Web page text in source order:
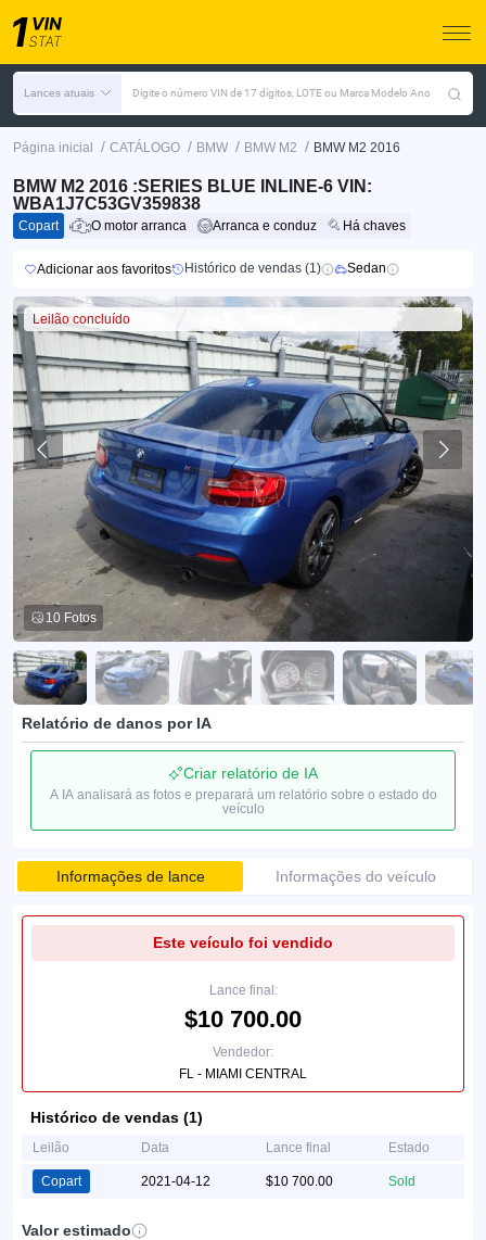
Lances atuais Digite o número VIN de 17 dígitos, LOTE ou Marca Modelo Ano
Página inicial / CATÁLOGO / BMW / BMW M2 / BMW M2 2016
BMW M2 2016 :SERIES BLUE INLINE-6 VIN:
WBA1J7C53GV359838
Copart O motor arranca Arranca e conduz Há chaves
Adicionar aos favoritos Histórico de vendas (1) Sedan
Leilão concluído
10 Fotos
Relatório de danos por IA
Criar relatório de IA
A IA analisará as fotos e preparará um relatório sobre o estado do
veículo
Informações de lance Informações do veículo
Este veículo foi vendido
Lance final:
$10 700.00
Vendedor:
FL - MIAMI CENTRAL
Histórico de vendas (1)
Leilão Data Lance final Estado
Copart 2021-04-12 $10 700.00 Sold
Valor estimado